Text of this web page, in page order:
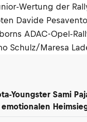
Wertung der
Davide
ADAC-Opel-
Schulz/Maresa
Youngster Sami